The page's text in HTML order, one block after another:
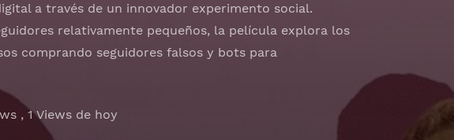
a través de un innovador experimento social.
relativamente pequeños, la película explora los
comprando seguidores falsos y bots para
, 1 Views de hoy